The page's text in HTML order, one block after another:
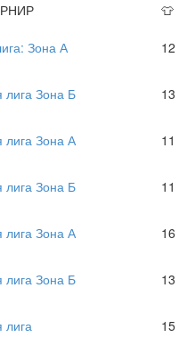
👕
Зона А 12
лига Зона Б 13
лига Зона А 11
лига Зона Б 11
лига Зона А 16
лига Зона Б 13
лига 15